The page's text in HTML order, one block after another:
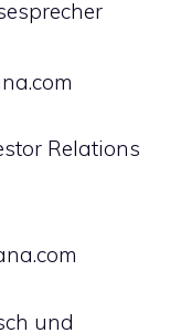
Relations
und